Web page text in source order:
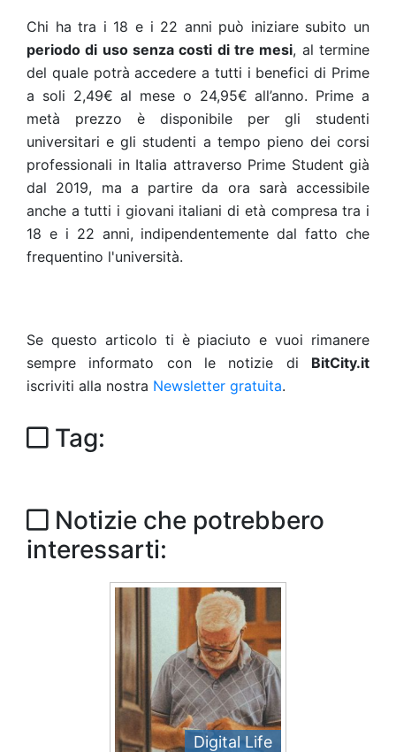
Chi ha tra i 18 e i 22 anni può iniziare subito un
periodo di uso senza costi di tre mesi, al termine
del quale potrà accedere a tutti i benefici di Prime
a soli 2,49€ al mese o 24,95€ all’anno. Prime a
metà prezzo è disponibile per gli studenti
universitari e gli studenti a tempo pieno dei corsi
professionali in Italia attraverso Prime Student già
dal 2019, ma a partire da ora sarà accessibile
anche a tutti i giovani italiani di età compresa tra i
18 e i 22 anni, indipendentemente dal fatto che
frequentino l'università.
Se questo articolo ti è piaciuto e vuoi rimanere
sempre informato con le notizie di BitCity.it
iscriviti alla nostra Newsletter gratuita.
Tag:
Notizie che potrebbero
interessarti:
Digital Life